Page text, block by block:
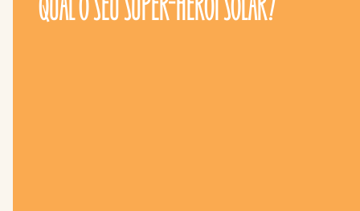
QUAL O SEU SUPER-HERÓI SOLAR?